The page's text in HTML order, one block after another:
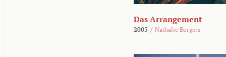
Das Arrangement
2005 / Nathalie Borgers